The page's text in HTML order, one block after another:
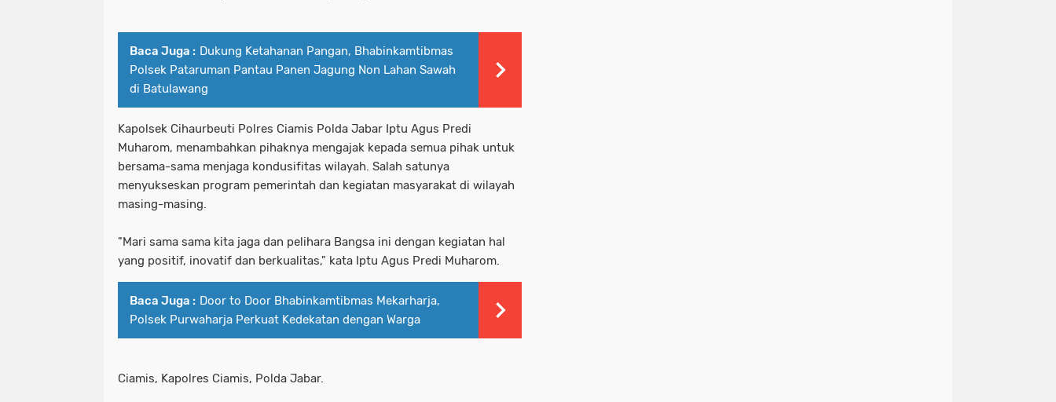
Baca Juga : Dukung Ketahanan Pangan, Bhabinkamtibmas
Polsek Pataruman Pantau Panen Jagung Non Lahan Sawah
di Batulawang
Kapolsek Cihaurbeuti Polres Ciamis Polda Jabar Iptu Agus Predi
Muharom, menambahkan pihaknya mengajak kepada semua pihak untuk
bersama-sama menjaga kondusifitas wilayah. Salah satunya
menyukseskan program pemerintah dan kegiatan masyarakat di wilayah
masing-masing.
"Mari sama sama kita jaga dan pelihara Bangsa ini dengan kegiatan hal
yang positif, inovatif dan berkualitas," kata Iptu Agus Predi Muharom.
Baca Juga : Door to Door Bhabinkamtibmas Mekarharja,
Polsek Purwaharja Perkuat Kedekatan dengan Warga
Ciamis, Kapolres Ciamis, Polda Jabar.